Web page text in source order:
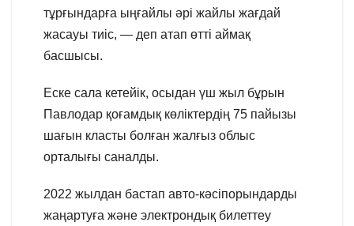
тұрғындарға ыңғайлы әрі жайлы жағдай
жасауы тиіс, — деп атап өтті аймақ
басшысы.
Еске сала кетейік, осыдан үш жыл бұрын
Павлодар қоғамдық көліктердің 75 пайызы
шағын класты болған жалғыз облыс
орталығы саналды.
2022 жылдан бастап авто-кәсіпорындарды
жаңартуға және электрондық билеттеу